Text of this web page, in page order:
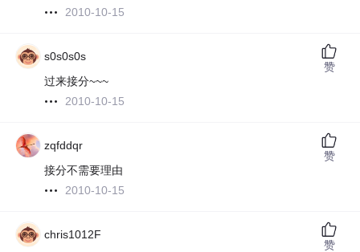
2010-10-15
s0s0s0s
过来接分~~~
2010-10-15
赞
zqfddqr
接分不需要理由
2010-10-15
赞
chris1012F
赞